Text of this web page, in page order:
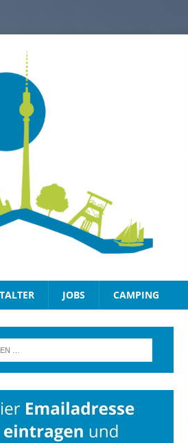
JOBS CAMPING